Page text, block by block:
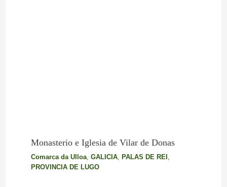
Monasterio e Iglesia de Vilar de Donas
Comarca da Ulloa, GALICIA, PALAS DE REI
PROVINCIA DE LUGO